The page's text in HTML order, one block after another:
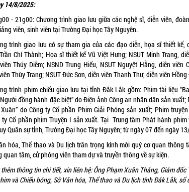
14/8/2025:
- 21g00: Chương trình giao lưu giữa các nghệ sĩ, diễn viên,
viên, sinh viên tại Trường Đại học Tây Nguyên.
trình giao lưu có sự tham gia của các đạo diễn, họa sĩ thiết kế,
Chí Thành; Họa sĩ thiết kế Vũ Việt Hưng; NSUT Minh Trang,
Thúy Diễm; NSND Trung Hiếu, NSUT Nguyệt Hằng, diễn viên
Thùy Trang; NSUT Đức Sơn, diễn viên Thanh Thư, diễn viên
trình phim chiếu giao lưu tại tỉnh Đắk Lắk gồm: Phim tài liệu
đồng hành đặc biệt” do Điện ảnh Công an nhân dân sản xuất;
do Công ty Cổ phần Phim Giải Phóng sản xuất; Phim
ty Cổ phần phim Truyện I sản xuất. Tại Trung tâm Phát hành phim
Quân sự tỉnh, Trường Đại học Tây Nguyên; từ ngày 07 đến ngày
hóa, Thể thao và Du lịch trân trọng kính mời quý cơ quan thông
quan tâm, cử phóng viên tham dự và truyền thông về sự kiện.
thông tin chi tiết, xin liên hệ: Ông Phạm Xuân Thắng, Giám đốc
và Chiếu bóng, Sở Văn hóa, Thể thao và Du lịch tỉnh Đắk Lắk,